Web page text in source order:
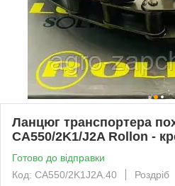
Ланцюг транспортера
CA550/2K1/J2A Rollon -
Готово до відправки
Код: CA550/2K1J2A.40
Роздріб